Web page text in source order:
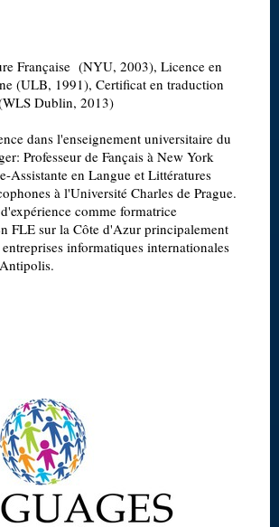
Française (NYU, 2003), Licence en
(ULB, 1991), Certificat en traduction
Dublin, 2013)
dans l'enseignement universitaire du
Professeur de Fançais à New York
Assistante en Langue et Littératures
à l'Université Charles de Prague.
comme formatrice
FLE sur la Côte d'Azur principalement
informatiques internationales